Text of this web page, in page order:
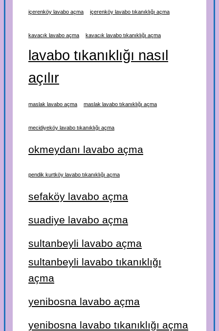
içerenköy lavabo açma içerenköy lavabo tıkanıklığı açma
kavacık lavabo açma kavacık lavabo tıkanıklığı açma
lavabo tıkanıklığı nasıl
açılır
maslak lavabo açma maslak lavabo tıkanıklığı açma
mecidiyeköy lavabo tıkanıklığı açma
okmeydanı lavabo açma
pendik kurtköy lavabo tıkanıklığı açma
sefaköy lavabo açma
suadiye lavabo açma
sultanbeyli lavabo açma
sultanbeyli lavabo tıkanıklığı
açma
yenibosna lavabo açma
yenibosna lavabo tıkanıklığı açma